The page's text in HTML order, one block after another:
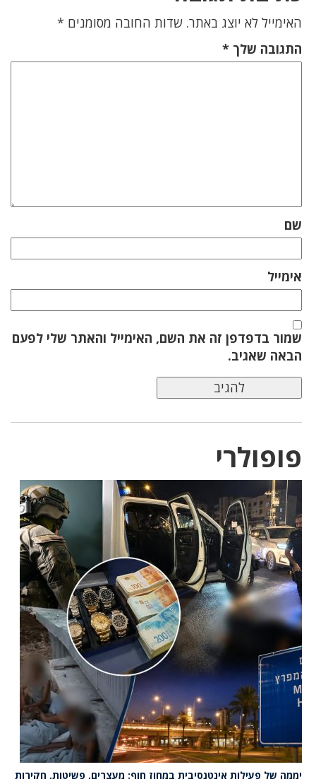
האימייל לא יוצג באתר. שדות החובה מסומנים *
התגובה שלך *
שם
אימייל
שמור בדפדפן זה את השם, האימייל והאתר שלי לפעם
הבאה שאגיב.
פופולרי
יממה של פעילות אינטנסיבית במחוז חוף: מעצרים, פשיטות, חקירות